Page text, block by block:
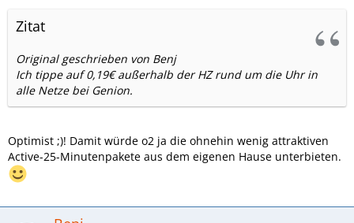
Zitat
Original geschrieben von Benj
Ich tippe auf 0,19€ außerhalb der HZ rund um die Uhr in
alle Netze bei Genion.
Optimist ;)! Damit würde o2 ja die ohnehin wenig attraktiven
Active-25-Minutenpakete aus dem eigenen Hause unterbieten.